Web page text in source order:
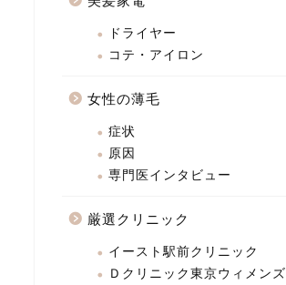
ドライヤー
コテ・アイロン
女性の薄毛
症状
原因
専門医インタビュー
厳選クリニック
イースト駅前クリニック
Ｄクリニック東京ウィメンズ